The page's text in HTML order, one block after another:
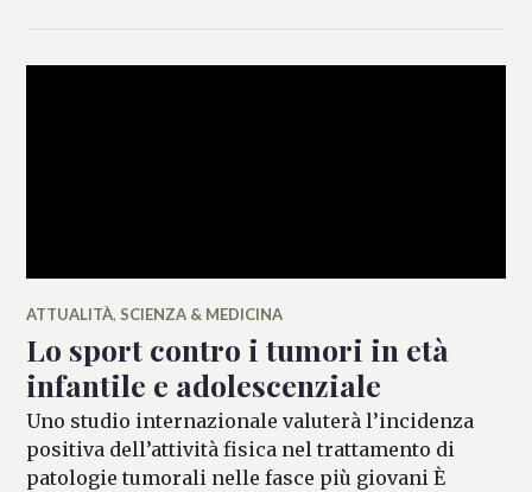
ATTUALITÀ, SCIENZA & MEDICINA
Lo sport contro i tumori in età
infantile e adolescenziale
Uno studio internazionale valuterà l’incidenza
positiva dell’attività fisica nel trattamento di
patologie tumorali nelle fasce più giovani È